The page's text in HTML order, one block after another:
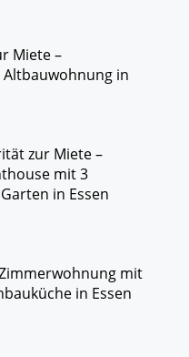
Miete –
in
zur Miete –
mit 3
in Essen
Zimmerwohnung mit
in Essen